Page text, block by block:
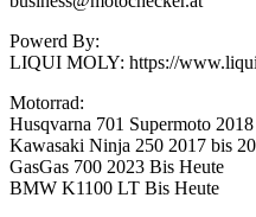
Powerd By:
LIQUI MOLY: https://
Motorrad:
Husqvarna 701 Supermoto
Kawasaki Ninja 250 2017 bis
GasGas 700 2023 Bis Heute
BMW K1100 LT Bis Heute